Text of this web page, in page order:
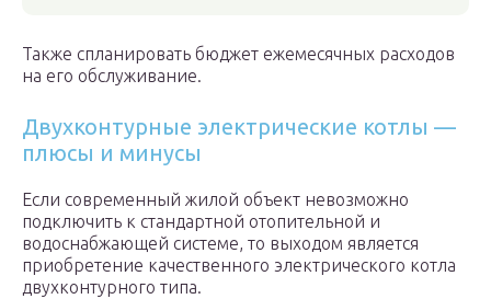
Также спланировать бюджет ежемесячных расходов
на его обслуживание.
Двухконтурные электрические котлы —
плюсы и минусы
Если современный жилой объект невозможно
подключить к стандартной отопительной и
водоснабжающей системе, то выходом является
приобретение качественного электрического котла
двухконтурного типа.